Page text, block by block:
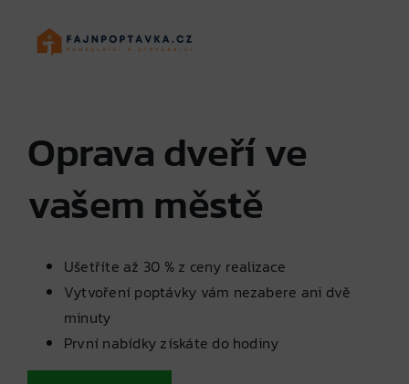
Oprava dveří ve
vašem městě
Ušetříte až 30 % z ceny realizace
Vytvoření poptávky vám nezabere ani dvě
minuty
První nabídky získáte do hodiny